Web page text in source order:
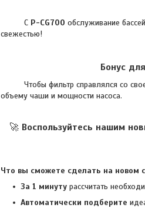
С P-CG700 обслуживание
свежестью!
Бонус
Чтобы фильтр справлялся со своей
объему чаши и мощности насоса.
🚀 Воспользуйтесь нашим
Что вы сможете сделать на новом
За 1 минуту рассчитать
Автоматически подберите